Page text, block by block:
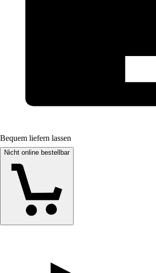
Bequem liefern lassen
Nicht online bestellbar